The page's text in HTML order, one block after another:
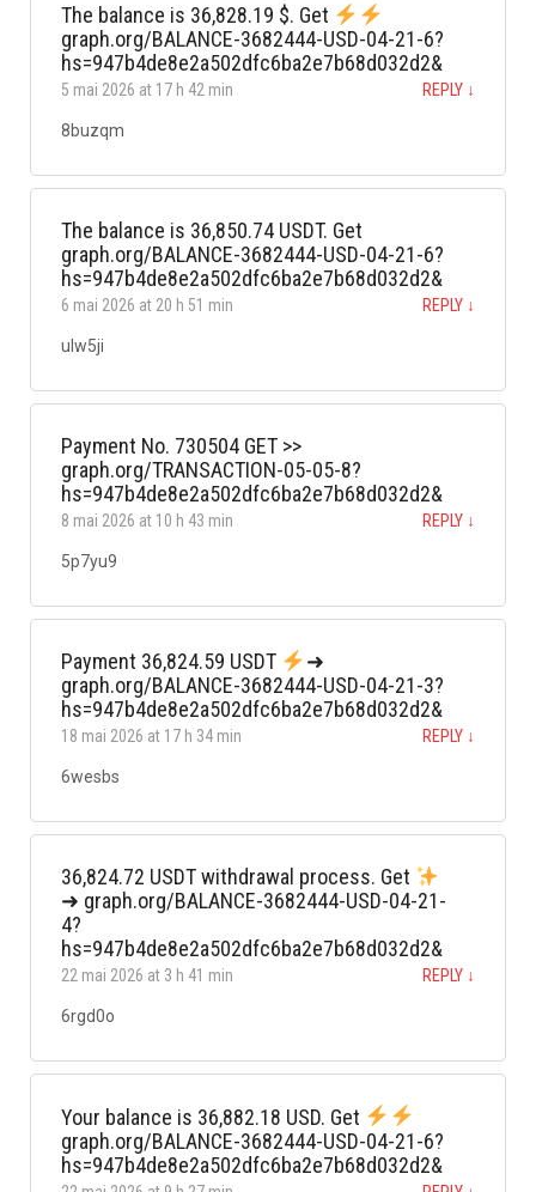
The balance is 36,828.19 $. Get
graph.org/BALANCE-3682444-USD-04-21-6?
hs=947b4de8e2a502dfc6ba2e7b68d032d2&
5 mai 2026 at 17 h 42 min REPLY ↓
8buzqm
The balance is 36,850.74 USDT. Get
graph.org/BALANCE-3682444-USD-04-21-6?
hs=947b4de8e2a502dfc6ba2e7b68d032d2&
6 mai 2026 at 20 h 51 min REPLY ↓
ulw5ji
Payment No. 730504 GET >>
graph.org/TRANSACTION-05-05-8?
hs=947b4de8e2a502dfc6ba2e7b68d032d2&
8 mai 2026 at 10 h 43 min REPLY ↓
5p7yu9
Payment 36,824.59 USDT
➜
graph.org/BALANCE-3682444-USD-04-21-3?
hs=947b4de8e2a502dfc6ba2e7b68d032d2&
18 mai 2026 at 17 h 34 min REPLY ↓
6wesbs
36,824.72 USDT withdrawal process. Get
➜ graph.org/BALANCE-3682444-USD-04-21-
4?
hs=947b4de8e2a502dfc6ba2e7b68d032d2&
22 mai 2026 at 3 h 41 min REPLY ↓
6rgd0o
Your balance is 36,882.18 USD. Get
graph.org/BALANCE-3682444-USD-04-21-6?
hs=947b4de8e2a502dfc6ba2e7b68d032d2&